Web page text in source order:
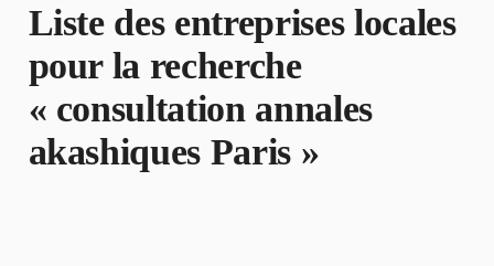
Liste des entreprises locales
pour la recherche
« consultation annales
akashiques Paris »